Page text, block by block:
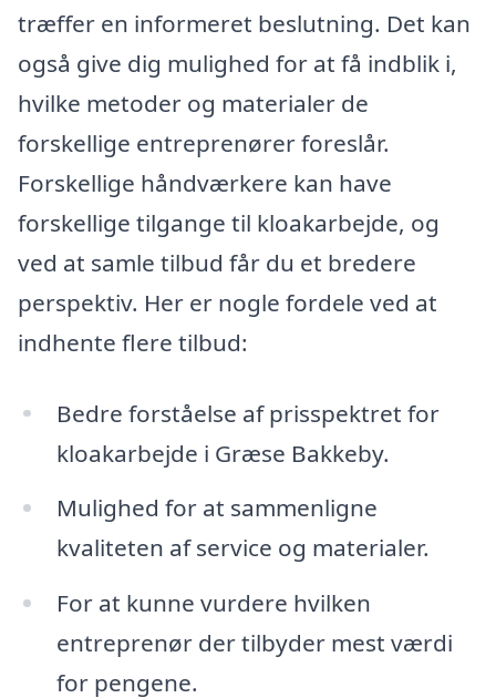
træffer en informeret beslutning. Det kan
også give dig mulighed for at få indblik i,
hvilke metoder og materialer de
forskellige entreprenører foreslår.
Forskellige håndværkere kan have
forskellige tilgange til kloakarbejde, og
ved at samle tilbud får du et bredere
perspektiv. Her er nogle fordele ved at
indhente flere tilbud:
Bedre forståelse af prisspektret for
kloakarbejde i Græse Bakkeby.
Mulighed for at sammenligne
kvaliteten af service og materialer.
For at kunne vurdere hvilken
entreprenør der tilbyder mest værdi
for pengene.